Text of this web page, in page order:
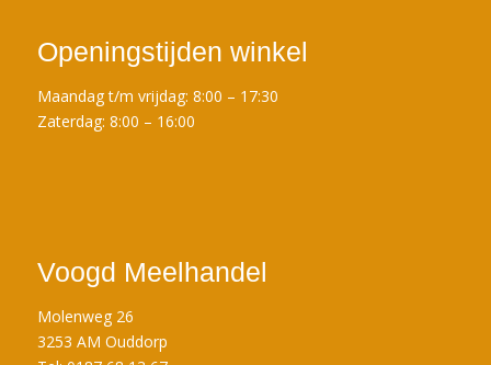
Openingstijden winkel
Maandag t/m vrijdag: 8:00 – 17:30
Zaterdag: 8:00 – 16:00
Voogd Meelhandel
Molenweg 26
3253 AM Ouddorp